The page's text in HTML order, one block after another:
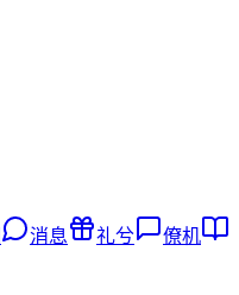
消息 礼兮
僚机